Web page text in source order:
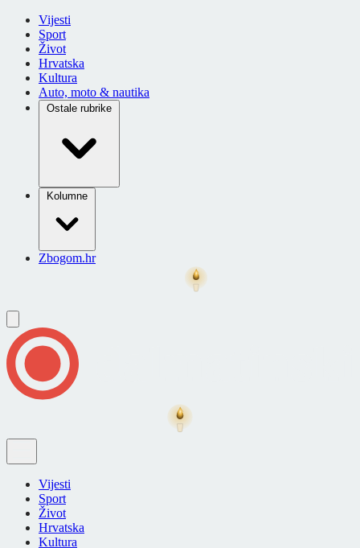
Vijesti
Sport
Život
Hrvatska
Kultura
Auto, moto & nautika
Ostale rubrike
Kolumne
Zbogom.hr
Vijesti
Sport
Život
Hrvatska
Kultura